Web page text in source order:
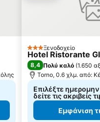
- Fieramilanocity Metro Station
Τζιουζέππε Μαέτσα
3 ΑστέριαΞενοδοχείο
Hotel Ristorante
8,4 Πολύ καλό (1.650
Torno, 0.6 χλμ. από:
Επιλέξτε
δείτε τις ακριβείς
Εμφάνιση